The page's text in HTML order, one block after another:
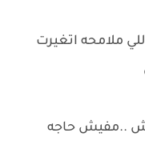
ملامحه اتغيرت
..مفيش حاجه